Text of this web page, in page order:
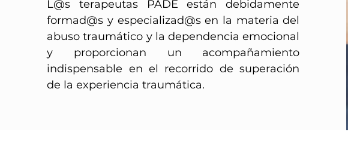
L@s terapeutas PADE están debidamente
formad@s y especializad@s en la materia del
abuso traumático y la dependencia emocional
y proporcionan un acompañamiento
indispensable en el recorrido de superación
de la experiencia traumática.